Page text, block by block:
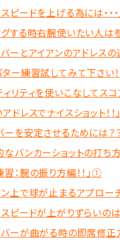
スピードを上げる為には・・
グする時右腕使いたい人は
バーとアイアンのアドレス
ター練習試してみて下さい
ィリティを使いこなしてスコ
アドレスでナイスショット！
ーを安定させるためには
なバンカーショットの打ち方
習：腕の振り方編！！」①
ン上で球が止まるアプロー
スピードが上がりずらいの
バーが曲がる時の即席修正